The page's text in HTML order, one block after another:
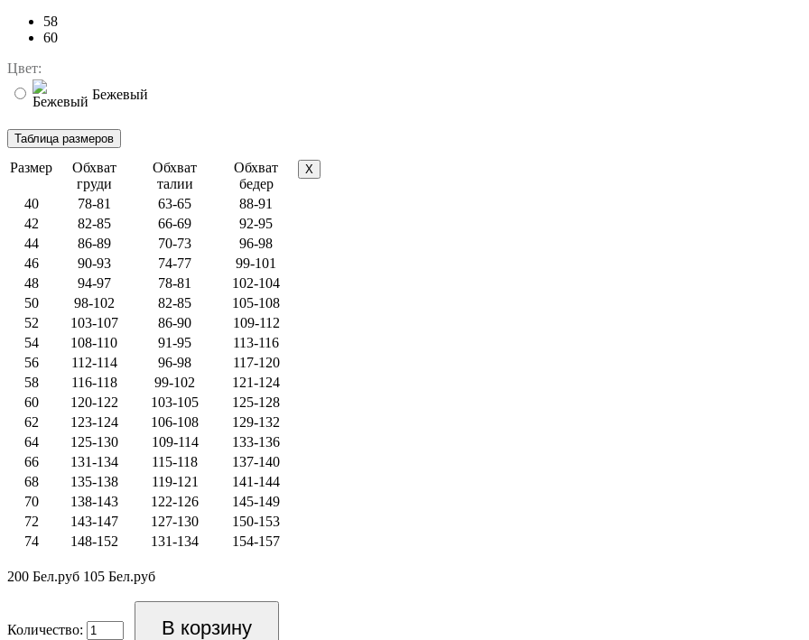
58
60
Цвет:
Бежевый
Размер
Обхват
груди
Обхват
талии
Обхват
бедер
X
40 78-81 63-65
88-91
42
82-85 66-69
92-95
44
86-89 70-73
96-98
46
90-93 74-77
99-101
48
94-97 78-81
102-104
50
98-102 82-85
105-108
52
103-107 86-90
109-112
54
108-110 91-95
113-116
56
112-114 96-98
117-120
58
116-118 99-102
121-124
60
120-122 103-105
125-128
62
123-124 106-108
129-132
64
125-130 109-114
133-136
66
131-134 115-118
137-140
68
135-138 119-121
141-144
70
138-143 122-126
145-149
72
143-147 127-130
150-153
74
148-152 131-134 154-157
200 Бел.руб 105 Бел.руб
Количество: